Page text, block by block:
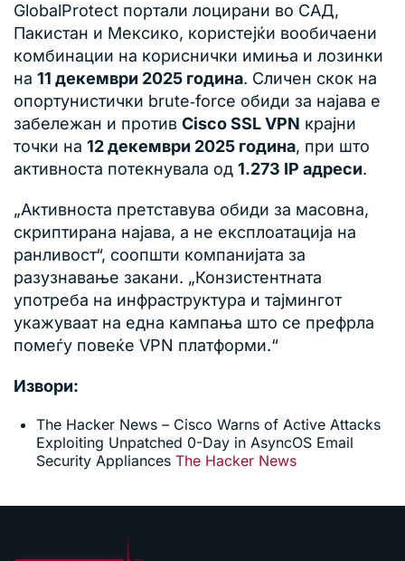
GlobalProtect портали лоцирани во САД,
Пакистан и Мексико, користејќи вообичаени
комбинации на кориснички имиња и лозинки
на 11 декември 2025 година. Сличен скок на
опортунистички brute‑force обиди за најава е
забележан и против Cisco SSL VPN крајни
точки на 12 декември 2025 година, при што
активноста потекнувала од 1.273 IP адреси.
„Активноста претставува обиди за масовна,
скриптирана најава, а не експлоатација на
ранливост“, соопшти компанијата за
разузнавање закани. „Конзистентната
употреба на инфраструктура и тајмингот
укажуваат на една кампања што се префрла
помеѓу повеќе VPN платформи.“
Извори:
The Hacker News – Cisco Warns of Active Attacks
Exploiting Unpatched 0-Day in AsyncOS Email
Security Appliances The Hacker News